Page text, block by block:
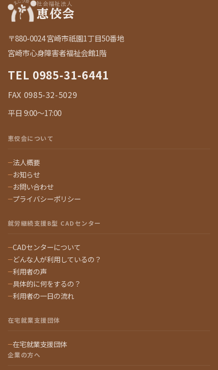
社会福祉法人
恵佼会
〒880-0024 宮崎市祇園1丁目50番地
宮崎市心身障害者福祉会館1階
TEL 0985-31-6441
FAX 0985-32-5029
平日 9:00〜17:00
恵佼会について
法人概要
お知らせ
お問い合わせ
プライバシーポリシー
就労継続支援B型 CADセンター
CADセンターについて
どんな人が利用しているの？
利用者の声
具体的に何をするの？
利用者の一日の流れ
在宅就業支援団体
在宅就業支援団体
企業の方へ